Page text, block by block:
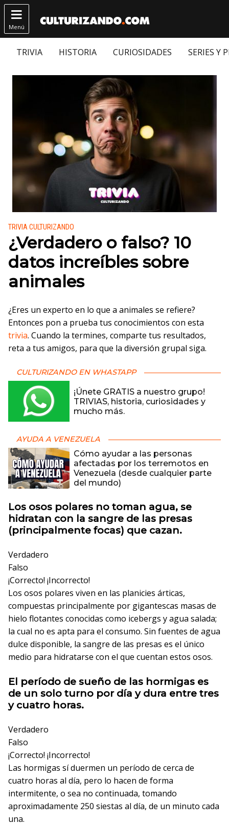

Menú
TRIVIA HISTORIA CURIOSIDADES SERIES Y
Publicado en:
TRIVIA CULTURIZANDO
¿Verdadero o falso? 10
datos increíbles sobre
animales
¿Eres un experto en lo que a animales se refiere?
Entonces pon a prueba tus conocimientos con esta
trivia. Cuando la termines, comparte tus resultados,
reta a tus amigos, para que la diversión grupal siga.
CULTURIZANDO EN WHASTAPP
¡Únete GRATIS a nuestro grupo!
TRIVIAS, historia, curiosidades y
mucho más.
AYUDA A VENEZUELA
Cómo ayudar a las personas
afectadas por los terremotos en
Venezuela (desde cualquier parte
del mundo)
Los osos polares no toman agua, se
hidratan con la sangre de las presas
(principalmente focas) que cazan.
Verdadero
Falso
¡Correcto! ¡Incorrecto!
Los osos polares viven en las planicies árticas,
compuestas principalmente por gigantescas masas de
hielo flotantes conocidas como icebergs y agua salada;
la cual no es apta para el consumo. Sin fuentes de agua
dulce disponible, la sangre de las presas es el único
medio para hidratarse con el que cuentan estos osos.
El período de sueño de las hormigas es
de un solo turno por día y dura entre tres
y cuatro horas.
Verdadero
Falso
¡Correcto! ¡Incorrecto!
Las hormigas sí duermen un período de cerca de
cuatro horas al día, pero lo hacen de forma
intermitente, o sea no continuada, tomando
aproximadamente 250 siestas al día, de un minuto cada
una.